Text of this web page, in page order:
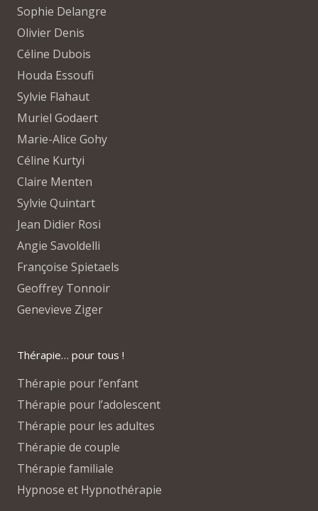
Sophie Delangre
Olivier Denis
Céline Dubois
Houda Essoufi
Sylvie Flahaut
Muriel Godaert
Marie-Alice Gohy
Céline Kurtyi
Claire Menten
Sylvie Quintart
Jean Didier Rosi
Angie Savoldelli
Françoise Spietaels
Geoffrey Tonnoir
Genevieve Ziger
Thérapie… pour tous !
Thérapie pour l’enfant
Thérapie pour l’adolescent
Thérapie pour les adultes
Thérapie de couple
Thérapie familiale
Hypnose et Hypnothérapie